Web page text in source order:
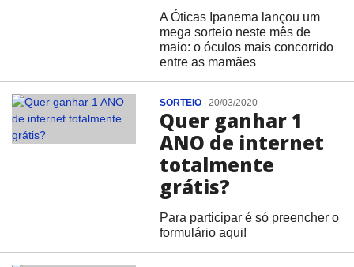
A Óticas Ipanema lançou um
mega sorteio neste mês de
maio: o óculos mais concorrido
entre as mamães
SORTEIO| 20/03/2020
Quer ganhar 1
ANO de internet
totalmente
grátis?
Para participar é só preencher o
formulário aqui!